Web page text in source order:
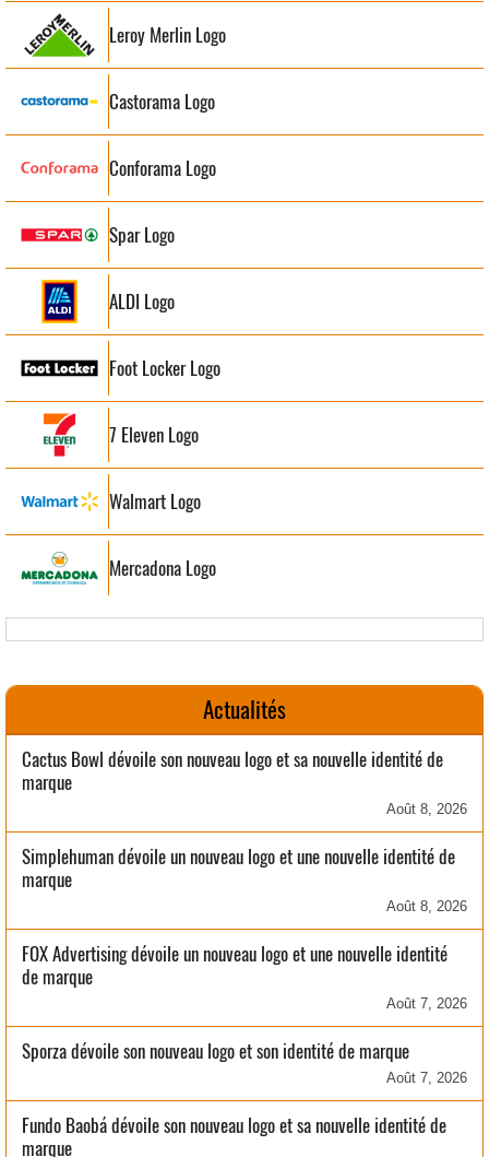
Leroy Merlin Logo
Castorama Logo
Conforama Logo
Spar Logo
ALDI Logo
Foot Locker Logo
7 Eleven Logo
Walmart Logo
Mercadona Logo
Actualités
Cactus Bowl dévoile son nouveau logo et sa nouvelle identité de
marque
Août 8, 2026
Simplehuman dévoile un nouveau logo et une nouvelle identité de
marque
Août 8, 2026
FOX Advertising dévoile un nouveau logo et une nouvelle identité
de marque
Août 7, 2026
Sporza dévoile son nouveau logo et son identité de marque
Août 7, 2026
Fundo Baobá dévoile son nouveau logo et sa nouvelle identité de
marque